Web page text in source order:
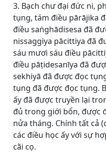
3. Bạch chư đại đức ni,
tụng, tám điều pārājika
điều saṅghādisesa đã
nissaggiya pācittiya đã
sáu mươi sáu điều
điều pāṭidesanīya đã
sekhiyā đã được đọc
tụng đã được đọc tụng.
ấy đã được truyền lại
đủ trong giới bổn, được
nửa tháng. Chính tất cả
các điều học ấy với sự
cãi cọ.